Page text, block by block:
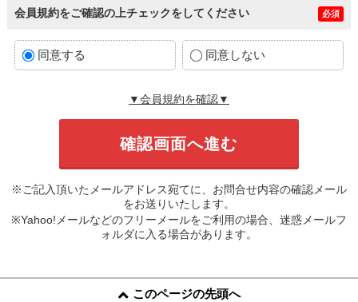
会員規約をご確認の上チェックをしてください 必須
同意する 同意しない
▼会員規約を確認▼
※ご記入頂いたメールアドレス宛てに、お問合せ内容の確認メール
をお送りいたします。
※Yahoo!メールなどのフリーメールをご利用の場合、迷惑メールフ
ォルダに入る場合があります。
このページの先頭へ